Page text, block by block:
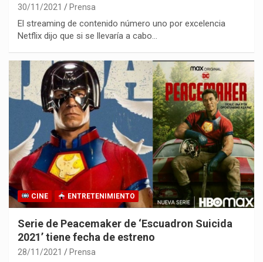
30/11/2021 Prensa
El streaming de contenido número uno por excelencia
Netflix dijo que si se llevaría a cabo…
CINE ENTRETENIMIENTO
Serie de Peacemaker de ‘Escuadron Suicida
2021’ tiene fecha de estreno
28/11/2021 Prensa